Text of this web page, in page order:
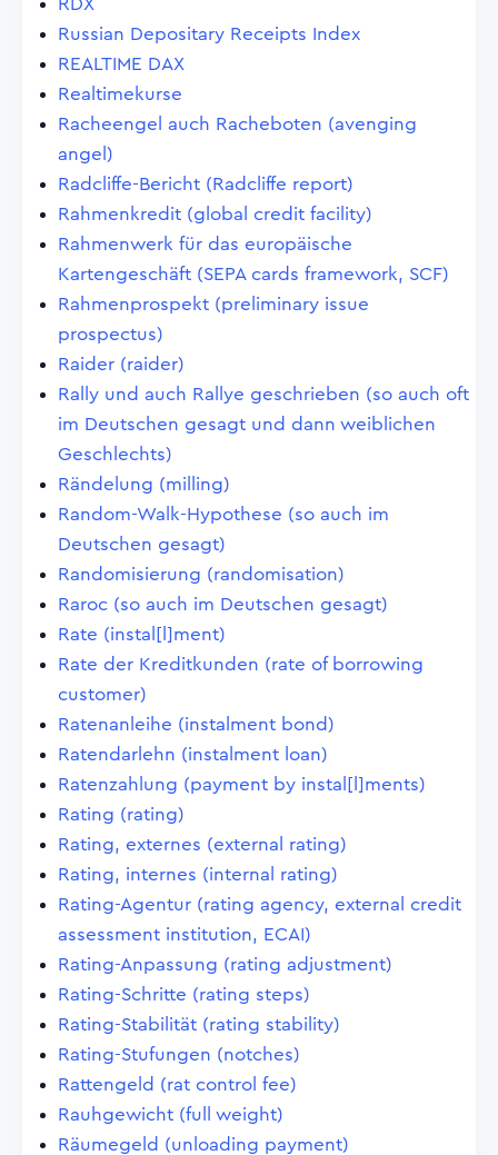
RDX
Russian Depositary Receipts Index
REALTIME DAX
Realtimekurse
Racheengel auch Racheboten (avenging
angel)
Radcliffe-Bericht (Radcliffe report)
Rahmenkredit (global credit facility)
Rahmenwerk für das europäische
Kartengeschäft (SEPA cards framework, SCF)
Rahmenprospekt (preliminary issue
prospectus)
Raider (raider)
Rally und auch Rallye geschrieben (so auch oft
im Deutschen gesagt und dann weiblichen
Geschlechts)
Rändelung (milling)
Random-Walk-Hypothese (so auch im
Deutschen gesagt)
Randomisierung (randomisation)
Raroc (so auch im Deutschen gesagt)
Rate (instal[l]ment)
Rate der Kreditkunden (rate of borrowing
customer)
Ratenanleihe (instalment bond)
Ratendarlehn (instalment loan)
Ratenzahlung (payment by instal[l]ments)
Rating (rating)
Rating, externes (external rating)
Rating, internes (internal rating)
Rating-Agentur (rating agency, external credit
assessment institution, ECAI)
Rating-Anpassung (rating adjustment)
Rating-Schritte (rating steps)
Rating-Stabilität (rating stability)
Rating-Stufungen (notches)
Rattengeld (rat control fee)
Rauhgewicht (full weight)
Räumegeld (unloading payment)